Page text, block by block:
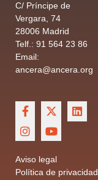
C/ Príncipe de
Vergara, 74
28006 Madrid
Telf.: 91 564 23 86
Email:
ancera@ancera.org
Aviso legal
Política de privacidad